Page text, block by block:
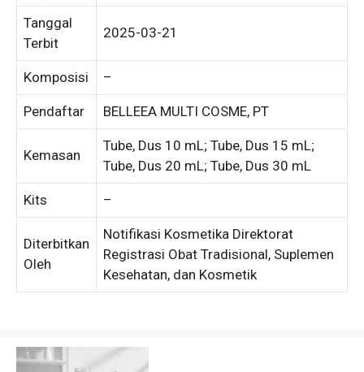
Tanggal
Terbit
2025-03-21
Komposisi –
Pendaftar BELLEEA MULTI COSME, PT
Kemasan
Tube, Dus 10 mL; Tube, Dus 15 mL;
Tube, Dus 20 mL; Tube, Dus 30 mL
Kits –
Diterbitkan
Oleh
Notifikasi Kosmetika Direktorat
Registrasi Obat Tradisional, Suplemen
Kesehatan, dan Kosmetik